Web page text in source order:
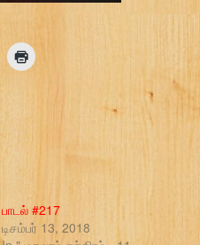
பாடல் #217
டிசம்பர் 13, 2018